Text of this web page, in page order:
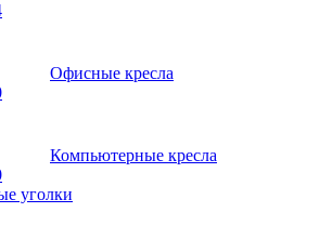
Офисные кресла
Компьютерные кресла
уголки